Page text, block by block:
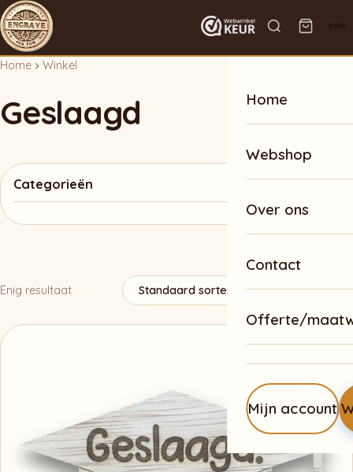
Home
Webshop
Over ons
Contact
Offerte/
Mijn account
Home Winkel
Geslaagd
Categorieën
Enig resultaat